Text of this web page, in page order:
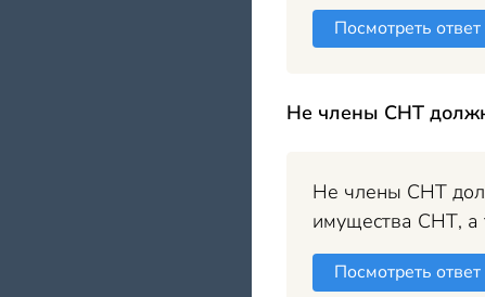
Посмотреть ответ
Не члены СНТ
Не члены СНТ
имущества СНТ, а
Посмотреть ответ